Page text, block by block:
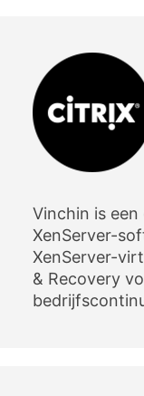
Vinchin is
XenServer-
XenServer-
& Recovery